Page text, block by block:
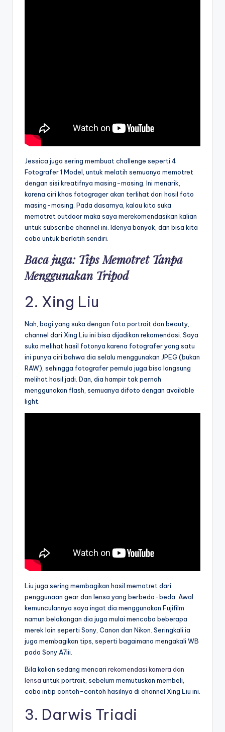
Jessica juga sering membuat challenge seperti 4
Fotografer 1 Model, untuk melatih semuanya memotret
dengan sisi kreatifnya masing-masing. Ini menarik,
karena ciri khas fotograger akan terlihat dari hasil foto
masing-masing. Pada dasarnya, kalau kita suka
memotret outdoor maka saya merekomendasikan kalian
untuk subscribe channel ini. Idenya banyak, dan bisa kita
coba untuk berlatih sendiri.
Baca juga: Tips Memotret Tanpa
Menggunakan Tripod
2. Xing Liu
Nah, bagi yang suka dengan foto portrait dan beauty,
channel dari Xing Liu ini bisa dijadikan rekomendasi. Saya
suka melihat hasil fotonya karena fotografer yang satu
ini punya ciri bahwa dia selalu menggunakan JPEG (bukan
RAW), sehingga fotografer pemula juga bisa langsung
melihat hasil jadi. Dan, dia hampir tak pernah
menggunakan flash, semuanya difoto dengan available
light.
Liu juga sering membagikan hasil memotret dari
penggunaan gear dan lensa yang berbeda-beda. Awal
kemunculannya saya ingat dia menggunakan Fujifilm
namun belakangan dia juga mulai mencoba beberapa
merek lain seperti Sony, Canon dan Nikon. Seringkali ia
juga membagikan tips, seperti bagaimana mengakali WB
pada Sony A7iii.
Bila kalian sedang mencari rekomendasi kamera dan
lensa untuk portrait, sebelum memutuskan membeli,
coba intip contoh-contoh hasilnya di channel Xing Liu ini.
3. Darwis Triadi